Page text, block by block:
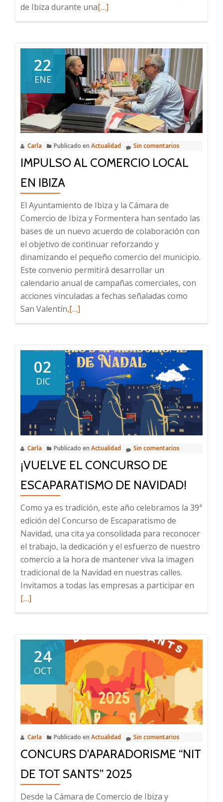
de Ibiza durante unaLeer
Cámara
de
Comercio
de
Ibiza
y
Formentera
y
el
Ibiza
presentan
campaña
[…]
22
ENE
Carla Publicado en Actualidad Sin comentarios
IMPULSO AL COMERCIO LOCAL
EN IBIZA
El Ayuntamiento de Ibiza y la Cámara de
Comercio de Ibiza y Formentera han sentado las
bases de un nuevo acuerdo de colaboración con
el objetivo de continuar reforzando y
dinamizando el pequeño comercio del municipio.
Este convenio permitirá desarrollar un
calendario anual de campañas comerciales, con
acciones vinculadas a fechas señaladas como
San Valentín,Leer
al
comercio
local
en
Ibiza
[…]
02
DIC
Carla Publicado en Actualidad Sin comentarios
¡VUELVE EL CONCURSO DE
ESCAPARATISMO DE NAVIDAD!
Como ya es tradición, este año celebramos la 39ª
edición del Concurso de Escaparatismo de
Navidad, una cita ya consolidada para reconocer
el trabajo, la dedicación y el esfuerzo de nuestro
comercio a la hora de mantener viva la imagen
tradicional de la Navidad en nuestras calles.
Invitamos a todas las empresas a participar en
de
[…]
24
OCT
Carla Publicado en Actualidad Sin comentarios
CONCURS D’APARADORISME “NIT
DE TOT SANTS” 2025
Desde la Cámara de Comercio de Ibiza y